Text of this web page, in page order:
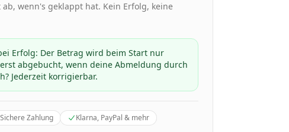
wenn's geklappt hat. Kein Erfolg, keine
Erfolg: Der Betrag wird beim Start nur
abgebucht, wenn deine Abmeldung durch
Jederzeit korrigierbar.
Sichere Zahlung Klarna, PayPal & mehr